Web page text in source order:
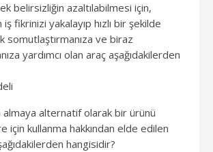
belirsizliğin azaltılabilmesi için,
fikrinizi yakalayıp hızlı bir şekilde
somutlaştırmanıza ve biraz
yardımcı olan araç aşağıdakilerden
almaya alternatif olarak bir ürünü
için kullanma hakkından elde edilen
hangisidir?